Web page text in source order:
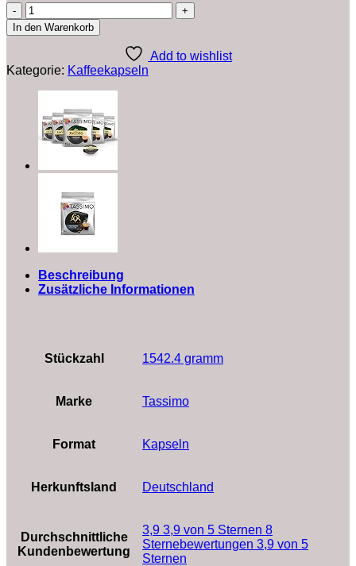
Tassimo
Jacobs
Café
/
Kronung
XL
Milka
Kaffee
Kapseln,
10er
Getränke
Menge
In den Warenkorb
Add to wishlist
Kategorie: Kaffeekapseln
Beschreibung
Zusätzliche Informationen
Stückzahl ‎1542.4 gramm
Marke ‎Tassimo
Format ‎Kapseln
Herkunftsland ‎Deutschland
Durchschnittliche
Kundenbewertung
3,9 3,9 von 5 Sternen 8
Sternebewertungen 3,9 von 5
Sternen